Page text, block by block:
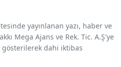
yayınlanan yazı, haber ve
Mega Ajans ve Rek. Tic. A.Ş'ye
gösterilerek dahi iktibas